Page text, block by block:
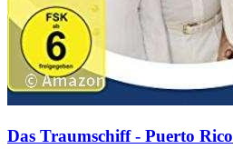
Das Traumschiff - Puerto Rico